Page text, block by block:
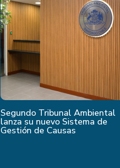
Segundo Tribunal Ambiental
lanza su nuevo Sistema de
Gestión de Causas